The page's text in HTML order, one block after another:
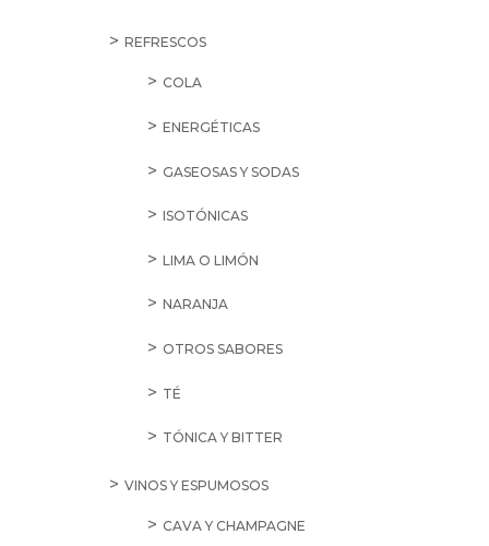
REFRESCOS
COLA
ENERGÉTICAS
GASEOSAS Y SODAS
ISOTÓNICAS
LIMA O LIMÓN
NARANJA
OTROS SABORES
TÉ
TÓNICA Y BITTER
VINOS Y ESPUMOSOS
CAVA Y CHAMPAGNE